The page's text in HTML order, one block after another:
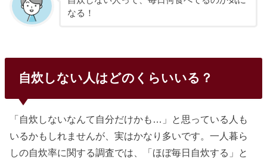
なる！
自炊しない人はどのくらいいる？
「自炊しないなんて自分だけかも…」と思っている人も
いるかもしれませんが、実はかなり多いです。一人暮ら
しの自炊率に関する調査では、「ほぼ毎日自炊する」と